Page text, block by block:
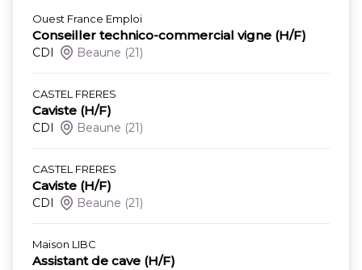
Ouest France Emploi
Conseiller technico-commercial vigne (H/F)
CDI Beaune (21)
CASTEL FRERES
Caviste (H/F)
CDI Beaune (21)
CASTEL FRERES
Caviste (H/F)
CDI Beaune (21)
Maison LIBC
Assistant de cave (H/F)